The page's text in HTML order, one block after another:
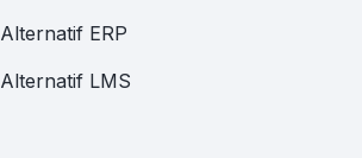
Alternatif ERP
Alternatif LMS